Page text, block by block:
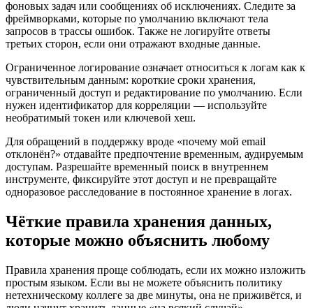
фоновых задач или сообщениях об исключениях. Следите за
фреймворками, которые по умолчанию включают тела
запросов в трассы ошибок. Также не логируйте ответы
третьих сторон, если они отражают входные данные.
Ограниченное логирование означает относиться к логам как к
чувствительным данным: короткие сроки хранения,
ограниченный доступ и редактирование по умолчанию. Если
нужен идентификатор для корреляции — используйте
необратимый токен или ключевой хеш.
Для обращений в поддержку вроде «почему мой email
отклонён?» отдавайте предпочтение временным, аудируемым
доступам. Разрешайте временный поиск в внутреннем
инструменте, фиксируйте этот доступ и не превращайте
одноразовое расследование в постоянное хранение в логах.
Чёткие правила хранения данных,
которые можно объяснить любому
Правила хранения проще соблюдать, если их можно изложить
простым языком. Если вы не можете объяснить политику
нетехническому коллеге за две минуты, она не приживётся, и